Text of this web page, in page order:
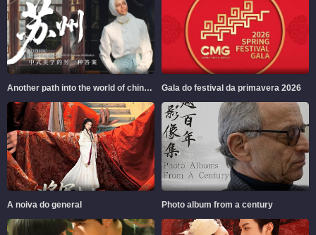
Another path into the world of chinese aesthetics Gala do festival da primavera 2026
A noiva do general Photo album from a century